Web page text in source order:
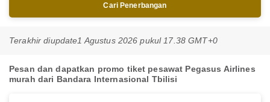
Cari Penerbangan
Terakhir diupdate1 Agustus 2026 pukul 17.38 GMT+0
Pesan dan dapatkan promo tiket pesawat Pegasus Airlines
murah dari Bandara Internasional Tbilisi